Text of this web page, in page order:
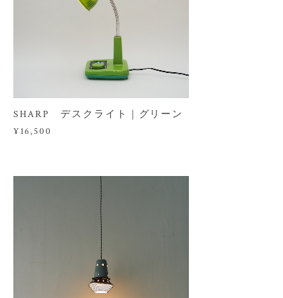
SHARP デスクライト｜グリーン
¥16,500